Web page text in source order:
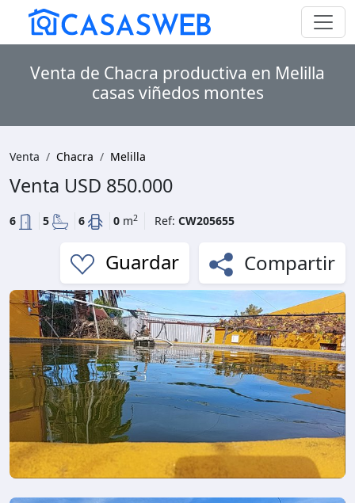
Venta de Chacra productiva en Melilla
casas viñedos montes
Venta Chacra Melilla
Venta USD 850.000
6 5 6 0 m2 Ref: CW205655
Guardar Compartir